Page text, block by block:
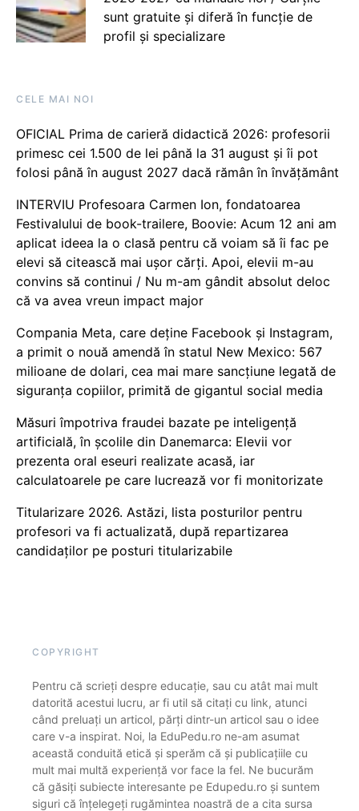
sunt gratuite și diferă în funcție de
profil și specializare
CELE MAI NOI
OFICIAL Prima de carieră didactică 2026: profesorii
primesc cei 1.500 de lei până la 31 august și îi pot
folosi până în august 2027 dacă rămân în învățământ
INTERVIU Profesoara Carmen Ion, fondatoarea
Festivalului de book-trailere, Boovie: Acum 12 ani am
aplicat ideea la o clasă pentru că voiam să îi fac pe
elevi să citească mai ușor cărți. Apoi, elevii m-au
convins să continui / Nu m-am gândit absolut deloc
că va avea vreun impact major
Compania Meta, care deține Facebook și Instagram,
a primit o nouă amendă în statul New Mexico: 567
milioane de dolari, cea mai mare sancțiune legată de
siguranța copiilor, primită de gigantul social media
Măsuri împotriva fraudei bazate pe inteligență
artificială, în școlile din Danemarca: Elevii vor
prezenta oral eseuri realizate acasă, iar
calculatoarele pe care lucrează vor fi monitorizate
Titularizare 2026. Astăzi, lista posturilor pentru
profesori va fi actualizată, după repartizarea
candidaților pe posturi titularizabile
COPYRIGHT
Pentru că scrieți despre educație, sau cu atât mai mult
datorită acestui lucru, ar fi util să citați cu link, atunci
când preluați un articol, părți dintr-un articol sau o idee
care v-a inspirat. Noi, la EduPedu.ro ne-am asumat
această conduită etică și sperăm că și publicațiile cu
mult mai multă experiență vor face la fel. Ne bucurăm
că găsiți subiecte interesante pe Edupedu.ro și suntem
siguri că înțelegeți rugămintea noastră de a cita sursa